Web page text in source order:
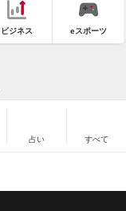
ビジネス eスポーツ
占い すべて